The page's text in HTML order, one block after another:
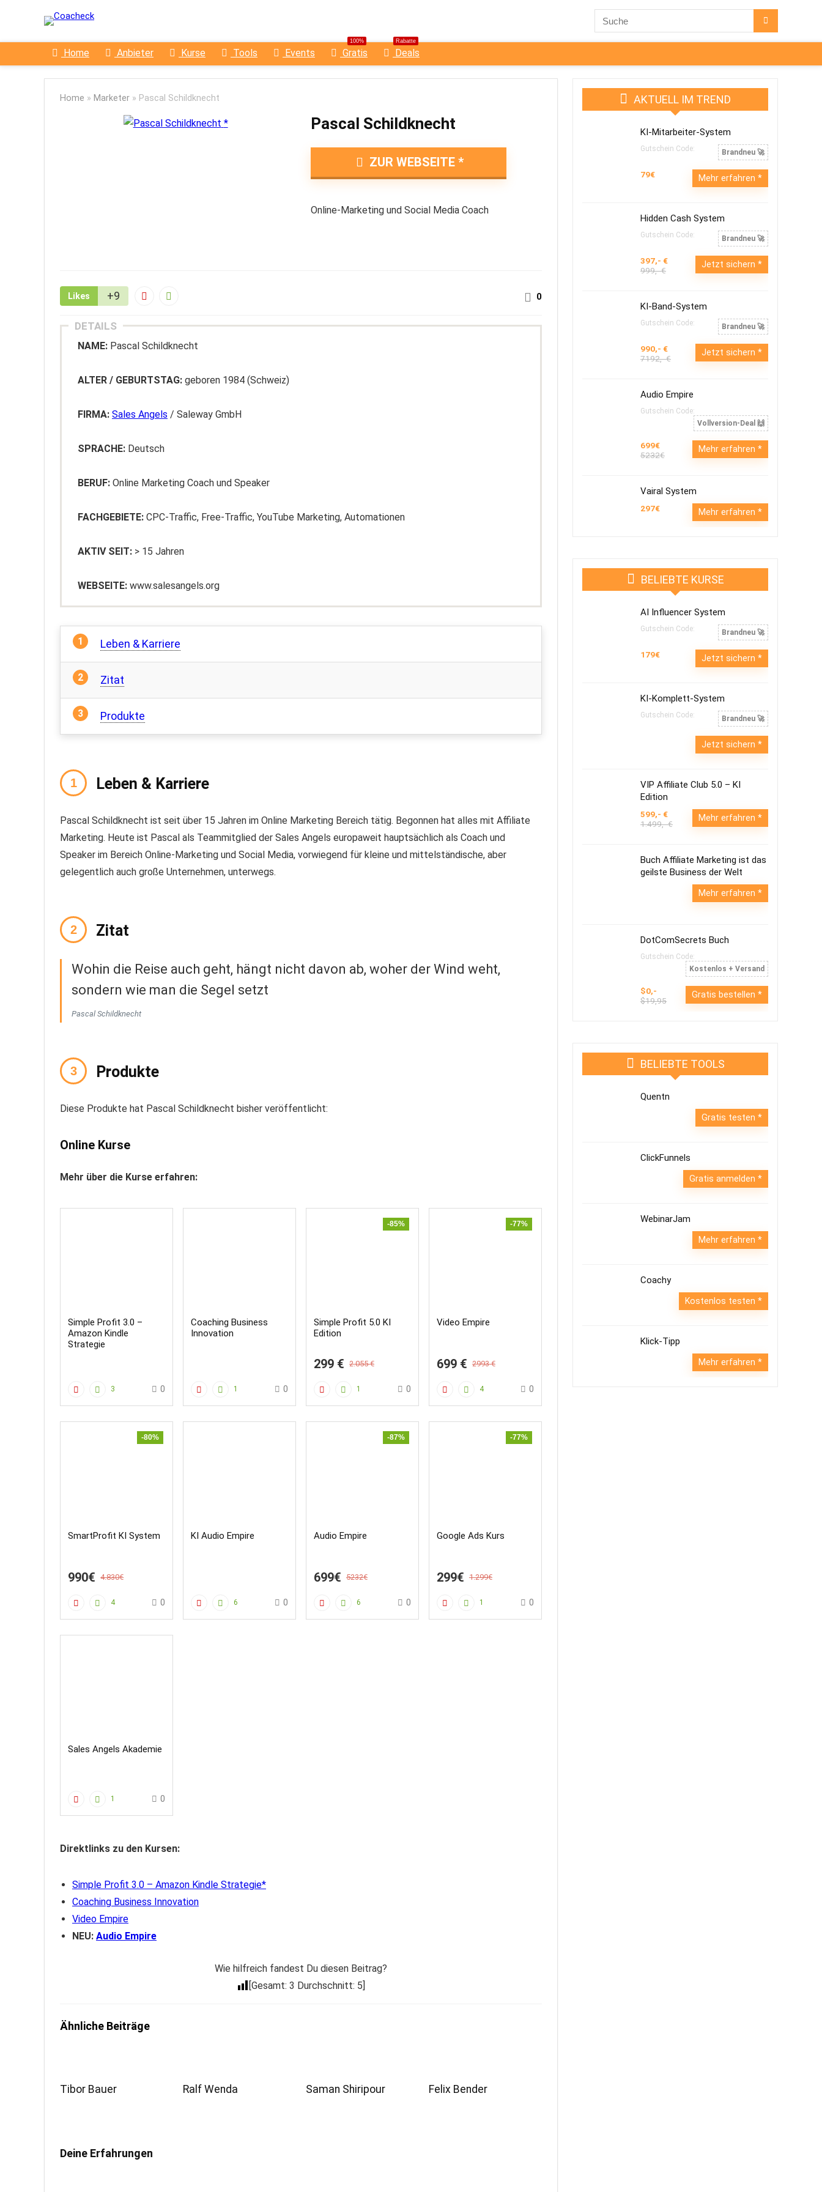
Home Anbieter Kurse Tools Events
100%
Gratis
Rabatte
Deals
Home » Marketer » Pascal Schildknecht
Pascal Schildknecht
ZUR WEBSEITE
Online-Marketing und Social Media Coach
0
Likes +9
DETAILS
NAME: Pascal Schildknecht
ALTER / GEBURTSTAG: geboren 1984 (Schweiz)
FIRMA: Sales Angels / Saleway GmbH
SPRACHE: Deutsch
BERUF: Online Marketing Coach und Speaker
FACHGEBIETE: CPC-Traffic, Free-Traffic, YouTube Marketing, Automationen
AKTIV SEIT: > 15 Jahren
WEBSEITE: www.salesangels.org
Leben & Karriere
Zitat
Produkte
Leben & Karriere
Pascal Schildknecht ist seit über 15 Jahren im Online Marketing Bereich tätig. Begonnen hat alles mit Affiliate
Marketing. Heute ist Pascal als Teammitglied der Sales Angels europaweit hauptsächlich als Coach und
Speaker im Bereich Online-Marketing und Social Media, vorwiegend für kleine und mittelständische, aber
gelegentlich auch große Unternehmen, unterwegs.
Zitat
Wohin die Reise auch geht, hängt nicht davon ab, woher der Wind weht,
sondern wie man die Segel setzt
Pascal Schildknecht
Produkte
Diese Produkte hat Pascal Schildknecht bisher veröffentlicht:
Online Kurse
Mehr über die Kurse erfahren:
Simple Profit 3.0 –
Amazon Kindle
Strategie
3 0
Coaching Business
Innovation
1 0
-85%
Simple Profit 5.0 KI
Edition
299 € 2.055 €
1 0
-77%
Video Empire
699 € 2993 €
4 0
-80%
SmartProfit KI System
990€ 4.830€
4 0
KI Audio Empire
6 0
-87%
Audio Empire
699€ 5232€
6 0
-77%
Google Ads Kurs
299€ 1.299€
1 0
Sales Angels Akademie
1 0
Direktlinks zu den Kursen:
Simple Profit 3.0 – Amazon Kindle Strategie
Coaching Business Innovation
Video Empire
NEU: Audio Empire
Wie hilfreich fandest Du diesen Beitrag?
[Gesamt: 3 Durchschnitt: 5]
Ähnliche Beiträge
Tibor Bauer Ralf Wenda Saman Shiripour Felix Bender
Deine Erfahrungen
AKTUELL IM TREND
KI-Mitarbeiter-System
Gutschein Code: Brandneu 🚀
79€ Mehr erfahren
Hidden Cash System
Gutschein Code: Brandneu 🚀
397,- €
999,- €
Jetzt sichern
KI-Band-System
Gutschein Code: Brandneu 🚀
990,- €
7192,- €
Jetzt sichern
Audio Empire
Gutschein Code:
Vollversion-Deal 🙌
699€
5232€
Mehr erfahren
Vairal System
297€ Mehr erfahren
BELIEBTE KURSE
AI Influencer System
Gutschein Code: Brandneu 🚀
179€ Jetzt sichern
KI-Komplett-System
Gutschein Code: Brandneu 🚀
Jetzt sichern
VIP Affiliate Club 5.0 – KI
Edition
599,- €
1.499,- €
Mehr erfahren
Buch Affiliate Marketing ist das
geilste Business der Welt
Mehr erfahren
DotComSecrets Buch
Gutschein Code:
Kostenlos + Versand
$0,-
$19,95
Gratis bestellen
BELIEBTE TOOLS
Quentn
Gratis testen
ClickFunnels
Gratis anmelden
WebinarJam
Mehr erfahren
Coachy
Kostenlos testen
Klick-Tipp
Mehr erfahren